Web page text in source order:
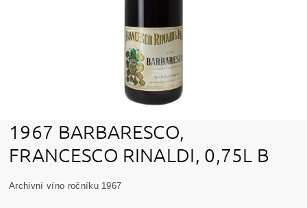
1967 BARBARESCO,
FRANCESCO RINALDI, 0,75L B
Archivní víno ročníku 1967